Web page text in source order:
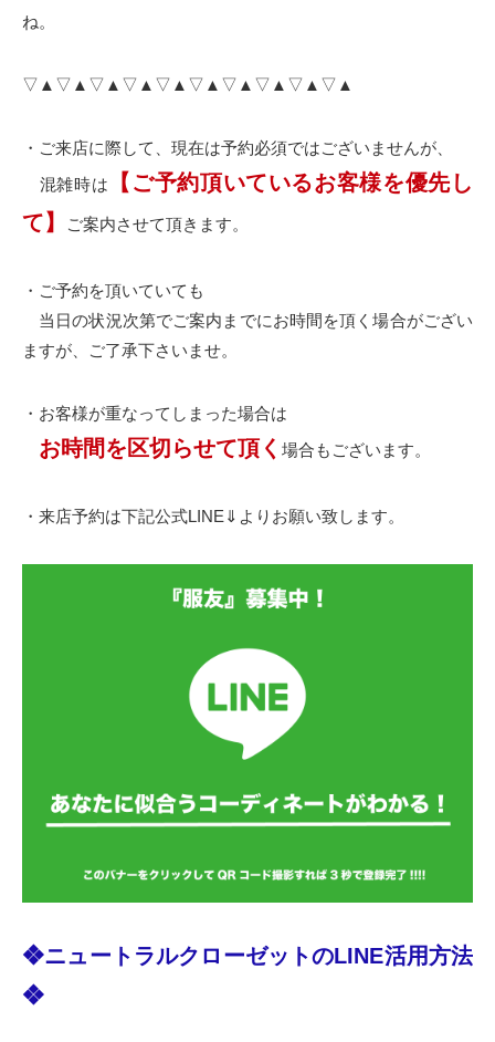
ね。
▽▲▽▲▽▲▽▲▽▲▽▲▽▲▽▲▽▲▽▲
・ご来店に際して、現在は予約必須ではございませんが、
混雑時は
【ご予約頂いているお客様を優先し
て】
ご案内させて頂きます。
・ご予約を頂いていても
当日の状況次第でご案内までにお時間を頂く場合がござい
ますが、ご了承下さいませ。
・お客様が重なってしまった場合は
お時間を区切らせて頂く 場合もございます。
・来店予約は下記公式LINE⇓よりお願い致します。
❖ニュートラルクローゼットのLINE活用方法
❖